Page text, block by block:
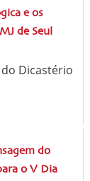
e os
de Seul
Dicastério
do
o V Dia